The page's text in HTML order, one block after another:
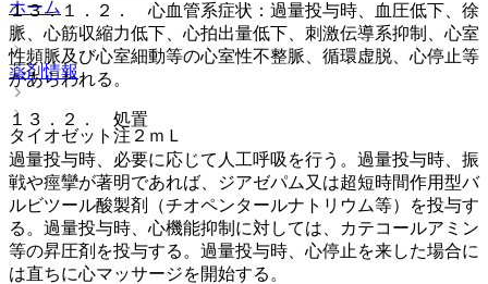
ホーム
薬剤情報
タイオゼット注２ｍＬ
１３．１．２． 心血管系症状：過量投与時、血圧低下、徐
脈、心筋収縮力低下、心拍出量低下、刺激伝導系抑制、心室
性頻脈及び心室細動等の心室性不整脈、循環虚脱、心停止等
があらわれる。
１３．２． 処置
過量投与時、必要に応じて人工呼吸を行う。過量投与時、振
戦や痙攣が著明であれば、ジアゼパム又は超短時間作用型バ
ルビツール酸製剤（チオペンタールナトリウム等）を投与す
る。過量投与時、心機能抑制に対しては、カテコールアミン
等の昇圧剤を投与する。過量投与時、心停止を来した場合に
は直ちに心マッサージを開始する。